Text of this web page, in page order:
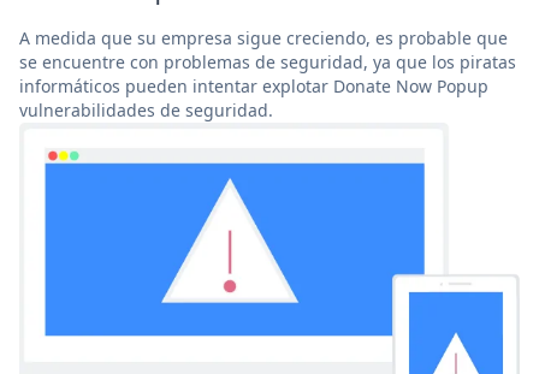
A medida que su empresa sigue creciendo, es probable que
se encuentre con problemas de seguridad, ya que los piratas
informáticos pueden intentar explotar Donate Now Popup
vulnerabilidades de seguridad.